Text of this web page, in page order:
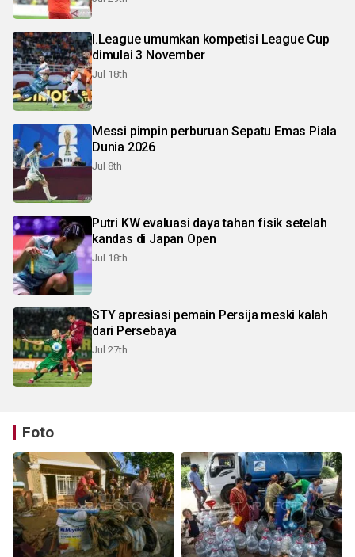
I.League umumkan kompetisi League Cup
dimulai 3 November
Jul 18th
Messi pimpin perburuan Sepatu Emas Piala
Dunia 2026
Jul 8th
Putri KW evaluasi daya tahan fisik setelah
kandas di Japan Open
Jul 18th
STY apresiasi pemain Persija meski kalah
dari Persebaya
Jul 27th
Foto